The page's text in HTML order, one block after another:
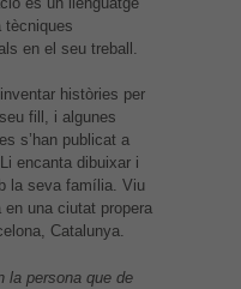
tècniques
en el seu treball.
històries per
fill, i algunes
s’han publicat a
encanta dibuixar i
la seva família. Viu
una ciutat propera
​​Catalunya.
la persona que de